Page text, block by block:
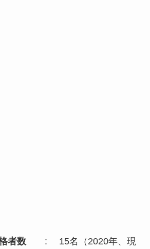
者数: 15名（2020年、現